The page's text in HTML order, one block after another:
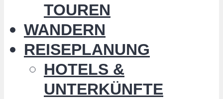
TOUREN
WANDERN
REISEPLANUNG
HOTELS &
UNTERKÜNFTE